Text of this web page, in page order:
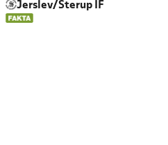
Jerslev/Sterup IF